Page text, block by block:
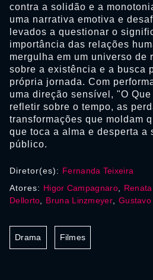
contra a solidão e a
uma narrativa emotiva e
levados a questionar o
importância das relações
mergulha em um universo de
sobre a existência e a busca
própria jornada. Com
uma direção sensível, "O
refletir sobre o tempo, as
transformações que moldam
que toca a alma e desperta a
público.
Diretor(es): Fernanda Teixeira
Atores: Higor Campagnaro,
Dellorto
Bruna Linzmeyer,
Drama Filmes